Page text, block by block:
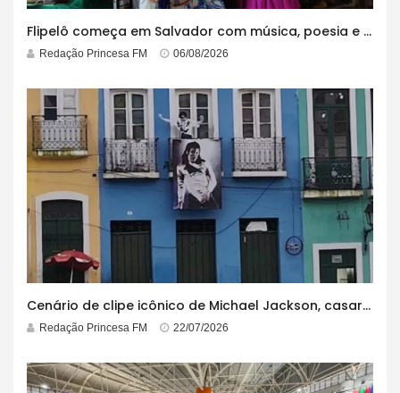
Flipelô começa em Salvador com música, poesia e grande participação
Redação Princesa FM 06/08/2026
Cenário de clipe icônico de Michael Jackson, casarão azul no centro do Pelourinho enfrenta ordem de desocupação
Redação Princesa FM 22/07/2026